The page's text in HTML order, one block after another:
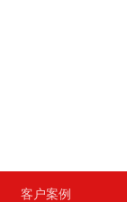
客户案例